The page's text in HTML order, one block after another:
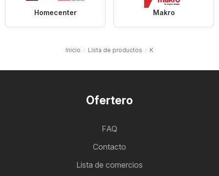
Homecenter Makro
Inicio Lista de productos K
Ofertero
FAQ
Contacto
Lista de comercios